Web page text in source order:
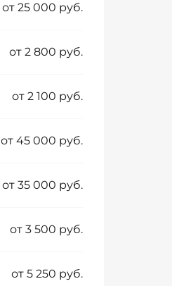
от 25 000 руб.
от 2 800 руб.
от 2 100 руб.
от 45 000 руб.
от 35 000 руб.
от 3 500 руб.
от 5 250 руб.